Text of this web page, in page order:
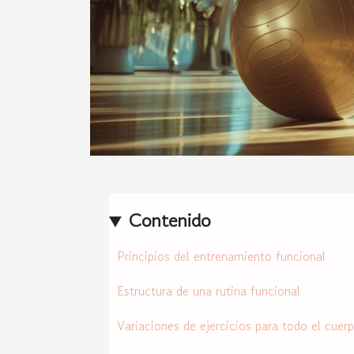
Contenido
Principios del entrenamiento funcional
Estructura de una rutina funcional
Variaciones de ejercicios para todo el